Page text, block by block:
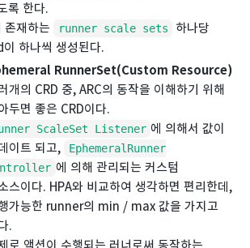
록 한다.
존재하는
runner scale sets
하나당
하나씩 생성된다.
RunnerSet(Custom Resource)
개의 CRD 중, ARC의 동작을 이해하기 위해
두면 좋은 CRD이다.
ScaleSet Listener 에 의해서 값이
이트 되고,
EphemeralRunner
에 의해 관리되는 커스텀
스이다. HPA와 비교하여 생각하면 편리한데,
가능한 runner의 min / max 값을 가지고
.